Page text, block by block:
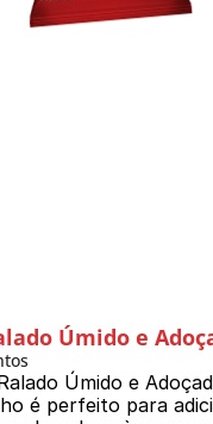
Úmido e
Úmido e
é perfeito para